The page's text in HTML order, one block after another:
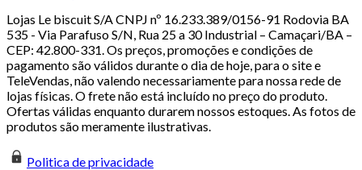
Lojas Le biscuit S/A CNPJ nº 16.233.389/0156-91 Rodovia BA
535 - Via Parafuso S/N, Rua 25 a 30 Industrial – Camaçari/BA –
CEP: 42.800-331. Os preços, promoções e condições de
pagamento são válidos durante o dia de hoje, para o site e
TeleVendas, não valendo necessariamente para nossa rede de
lojas físicas. O frete não está incluído no preço do produto.
Ofertas válidas enquanto durarem nossos estoques. As fotos de
produtos são meramente ilustrativas.
Politica de privacidade